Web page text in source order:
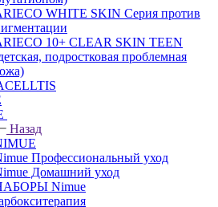
WHITE SKIN Серия против
10+ CLEAR SKIN TEEN
подростковая проблемная
Назад
Профессиональный уход
Домашний уход
Nimue